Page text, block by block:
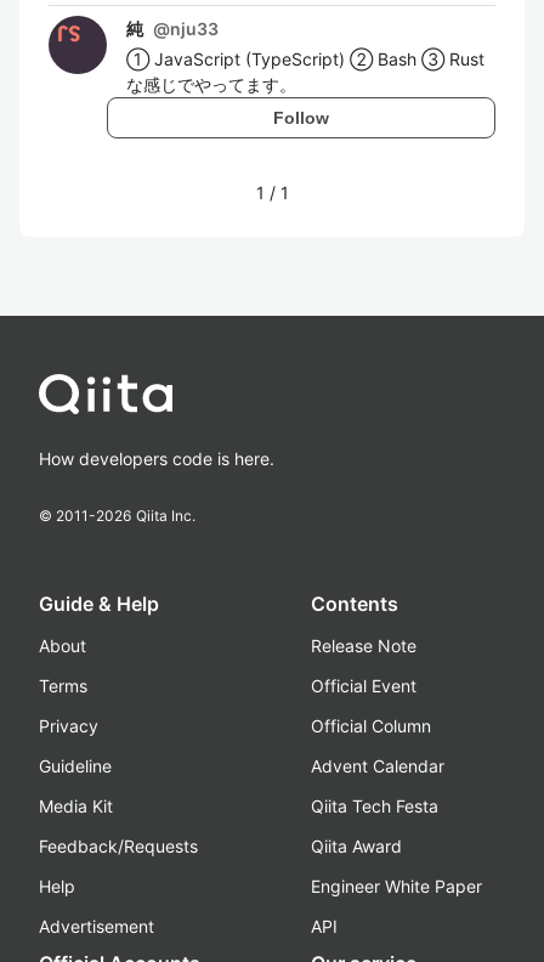
純 @nju33
① JavaScript (TypeScript) ② Bash ③ Rust
な感じでやってます。
Follow
1 / 1
How developers code is here.
© 2011-2026 Qiita Inc.
Guide & Help
About
Terms
Privacy
Guideline
Media Kit
Feedback/Requests
Help
Advertisement
Contents
Release Note
Official Event
Official Column
Advent Calendar
Qiita Tech Festa
Qiita Award
Engineer White Paper
API